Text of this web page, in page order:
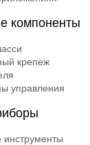
компоненты
крепеж
управления
инструменты